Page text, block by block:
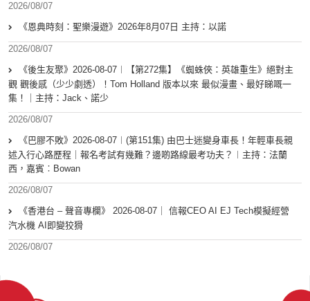
2026/08/07
《恩典時刻：聖樂漫遊》2026年8月07日 主持：以諾
2026/08/07
《後生友聚》2026-08-07︱【第272集】《蜘蛛俠：英雄重生》絕對主
觀 觀後感（少少劇透）！Tom Holland 版本以來 最似漫畫、最好睇嘅一
集！｜主持：Jack、諾少
2026/08/07
《巴膠不敗》2026-08-07︱(第151集) 由巴士迷變身車長！年輕車長親
述入行心路歷程｜報名考試有幾難？邊啲路線最考功夫？︱主持：法蘭
西，嘉賓︰Bowan
2026/08/07
《香港台 – 聲音專欄》 2026-08-07｜ 信報CEO AI EJ Tech模擬經營
汽水機 AI即變狡猾
2026/08/07